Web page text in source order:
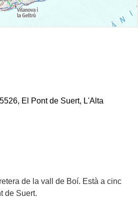
El Pont de Suert, L'Alta
de la vall de Boí. Està a cinc
de Suert.